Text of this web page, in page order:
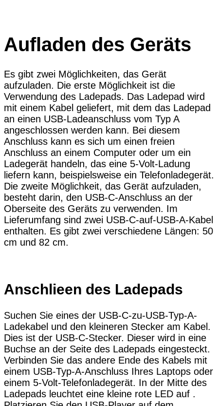
Aufladen des Geräts
Es gibt zwei Möglichkeiten, das Gerät
aufzuladen. Die erste Möglichkeit ist die
Verwendung des Ladepads. Das Ladepad wird
mit einem Kabel geliefert, mit dem das Ladepad
an einen USB-Ladeanschluss vom Typ A
angeschlossen werden kann. Bei diesem
Anschluss kann es sich um einen freien
Anschluss an einem Computer oder um ein
Ladegerät handeln, das eine 5-Volt-Ladung
liefern kann, beispielsweise ein Telefonladegerät.
Die zweite Möglichkeit, das Gerät aufzuladen,
besteht darin, den USB-C-Anschluss an der
Oberseite des Geräts zu verwenden. Im
Lieferumfang sind zwei USB-C-auf-USB-A-Kabel
enthalten. Es gibt zwei verschiedene Längen: 50
cm und 82 cm.
Anschlieen des Ladepads
Suchen Sie eines der USB-C-zu-USB-Typ-A-
Ladekabel und den kleineren Stecker am Kabel.
Dies ist der USB-C-Stecker. Dieser wird in eine
Buchse an der Seite des Ladepads eingesteckt.
Verbinden Sie das andere Ende des Kabels mit
einem USB-Typ-A-Anschluss Ihres Laptops oder
einem 5-Volt-Telefonladegerät. In der Mitte des
Ladepads leuchtet eine kleine rote LED auf .